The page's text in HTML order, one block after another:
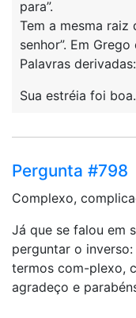
para”.
Tem a mesma raiz
senhor”. Em Grego
Palavras
Sua estréia foi
Pergunta #798
Complexo,
Já que se falou em
perguntar o
termos com-plexo,
agradeço e